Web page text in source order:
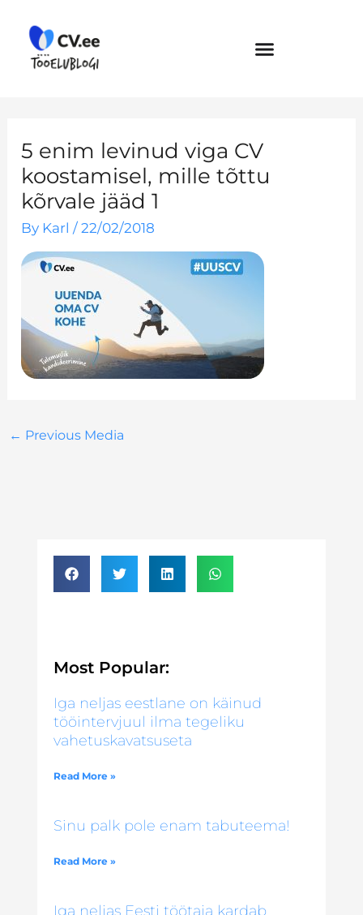
content
5 enim levinud viga CV
koostamisel, mille tõttu
kõrvale jääd 1
By Karl/22/02/2018
← Previous Media
Most Popular:
Iga neljas eestlane on käinud
tööintervjuul ilma tegeliku
vahetuskavatsuseta
Read More »
Sinu palk pole enam tabuteema!
Read More »
Iga neljas Eesti töötaja kardab